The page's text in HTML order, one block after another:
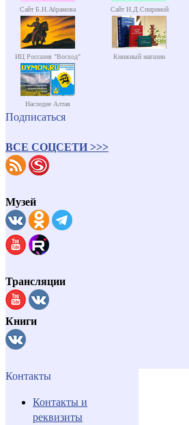
Сайт Б.Н.Абрамова Сайт Н.Д.Спириной
ИЦ Россазия "Восход" Книжный магазин
Наследие Алтая
Подписаться
ВСЕ СОЦСЕТИ >>>
Музей
Трансляции
Книги
Контакты
Контакты и
реквизиты